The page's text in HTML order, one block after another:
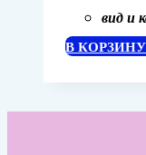
вид и
В КОРЗИНУ